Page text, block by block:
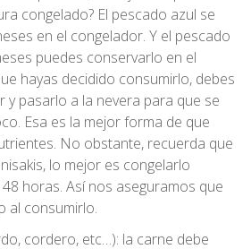
congelado? El pescado azul se
en el congelador. Y el pescado
puedes conservarlo en el
hayas decidido consumirlo, debes
y pasarlo a la nevera para que se
Esa es la mejor forma de que
No obstante, recuerda que
lo mejor es congelarlo
horas. Así nos aseguramos que
al consumirlo.
cordero, etc…): la carne debe